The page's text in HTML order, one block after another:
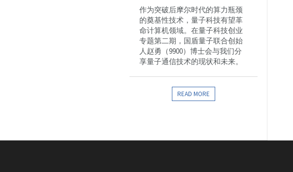
作为突破后摩尔时代的算力瓶颈
的奠基性技术，量子科技有望革
命计算机领域。在量子科技创业
专题第二期，国盾量子联合创始
人赵勇（9900）博士会与我们分
享量子通信技术的现状和未来。
READ MORE